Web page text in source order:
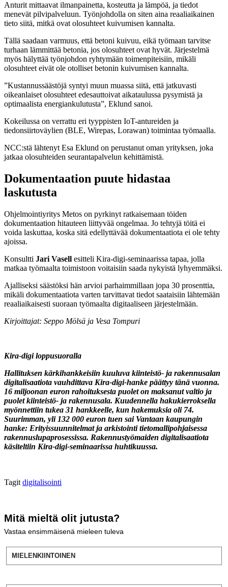
Anturit mittaavat ilmanpainetta, kosteutta ja lämpöä, ja tiedot
menevät pilvipalveluun. Työnjohdolla on siten aina reaaliaikainen
tieto siitä, mitkä ovat olosuhteet kuivumisen kannalta.
Tällä saadaan varmuus, että betoni kuivuu, eikä työmaan tarvitse
turhaan lämmittää betonia, jos olosuhteet ovat hyvät. Järjestelmä
myös hälyttää työnjohdon ryhtymään toimenpiteisiin, mikäli
olosuhteet eivät ole otolliset betonin kuivumisen kannalta.
”Kustannussäästöjä syntyi muun muassa siitä, että jatkuvasti
oikeanlaiset olosuhteet edesauttoivat aikataulussa pysymistä ja
optimaalista energiankulutusta”, Eklund sanoi.
Kokeilussa on verrattu eri tyyppisten IoT-antureiden ja
tiedonsiirtoväylien (BLE, Wirepas, Lorawan) toimintaa työmaalla.
NCC:stä lähtenyt Esa Eklund on perustanut oman yrityksen, joka
jatkaa olosuhteiden seurantapalvelun kehittämistä.
Dokumentaation puute hidastaa
laskutusta
Ohjelmointiyritys Metos on pyrkinyt ratkaisemaan töiden
dokumentaation hitauteen liittyvää ongelmaa. Jo tehtyjä töitä ei
voida laskuttaa, koska sitä edellyttävää dokumentaatiota ei ole tehty
ajoissa.
Konsultti Jari Vasell esitteli Kira-digi-seminaarissa tapaa, jolla
matkaa työmaalta toimistoon voitaisiin saada nykyistä lyhyemmäksi.
Ajalliseksi säästöksi hän arvioi parhaimmillaan jopa 30 prosenttia,
mikäli dokumentaatiota varten tarvittavat tiedot saataisiin lähtemään
reaaliaikaisesti suoraan työmaalta digitaaliseen järjestelmään.
Kirjoittajat: Seppo Mölsä ja Vesa Tompuri
Kira-digi loppusuoralla
Hallituksen kärkihankkeisiin kuuluva kiinteistö- ja rakennusalan
digitalisaatiota vauhdittava Kira-digi-hanke päättyy tänä vuonna.
16 miljoonan euron rahoituksesta puolet on maksanut valtio ja
puolet kiinteistö- ja rakennusala. Kuudennella hakukierroksella
myönnettiin tukea 31 hankkeelle, kun hakemuksia oli 74.
Suurimman, yli 132 000 euron tuen sai Vantaan kaupungin
hanke: Erityissuunnitelmat ja arkistointi tietomallipohjaisessa
rakennuslupaprosessissa. Rakennustyömaiden digitalisaatiota
käsiteltiin Kira-digi-seminaarissa huhtikuussa.
Tagit digitalisointi
Mitä mieltä olit jutusta?
Vastaa ensimmäisenä mieleen tuleva
MIELENKIINTOINEN